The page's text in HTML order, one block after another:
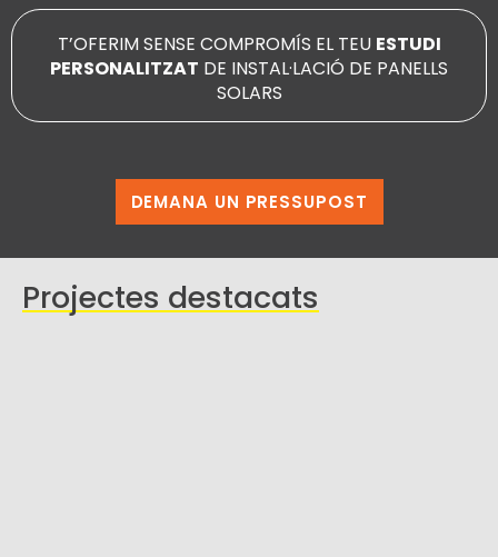
T’OFERIM SENSE COMPROMÍS EL TEU ESTUDI
PERSONALITZAT DE INSTAL·LACIÓ DE PANELLS
SOLARS
DEMANA UN PRESSUPOST
Projectes destacats